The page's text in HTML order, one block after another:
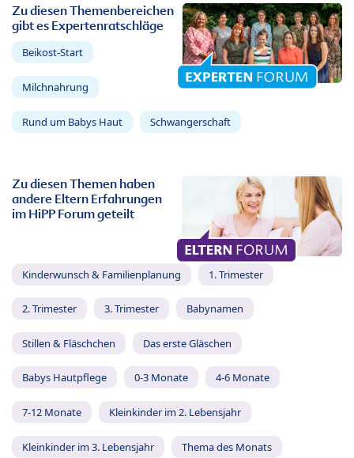
Zu diesen Themenbereichen
gibt es Expertenratschläge
Beikost-Start
Milchnahrung
Rund um Babys Haut Schwangerschaft
Zu diesen Themen haben
andere Eltern Erfahrungen
im HiPP Forum geteilt
Kinderwunsch & Familienplanung 1. Trimester
2. Trimester 3. Trimester Babynamen
Stillen & Fläschchen Das erste Gläschen
Babys Hautpflege 0-3 Monate 4-6 Monate
7-12 Monate Kleinkinder im 2. Lebensjahr
Kleinkinder im 3. Lebensjahr Thema des Monats